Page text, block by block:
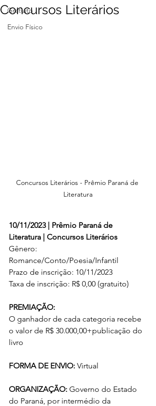
Gratuito
Envio Físico
Concursos Literários
Concursos Literários - Prêmio Paraná de
Literatura
10/11/2023 | Prêmio Paraná de
Literatura | Concursos Literários
Gênero:
Romance/Conto/Poesia/Infantil
Prazo de inscrição: 10/11/2023
Taxa de inscrição: R$ 0,00 (gratuito)
PREMIAÇÃO:
O ganhador de cada categoria recebe
o valor de R$ 30.000,00+publicação do
livro
FORMA DE ENVIO: Virtual
ORGANIZAÇÃO: Governo do Estado
do Paraná, por intermédio da